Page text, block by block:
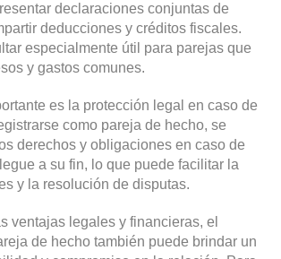
declaraciones conjuntas de
deducciones y créditos fiscales.
especialmente útil para parejas que
y gastos comunes.
es la protección legal en caso de
como pareja de hecho, se
derechos y obligaciones en caso de
a su fin, lo que puede facilitar la
y la resolución de disputas.
ventajas legales y financieras, el
de hecho también puede brindar un